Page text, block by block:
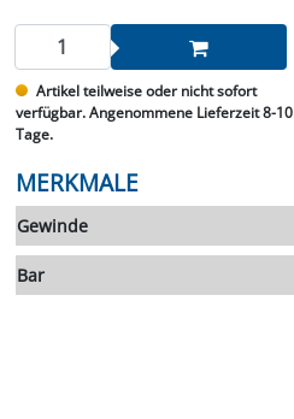
Artikel teilweise oder nicht sofort
verfügbar. Angenommene Lieferzeit 8-10
Tage.
MERKMALE
Gewinde
Bar